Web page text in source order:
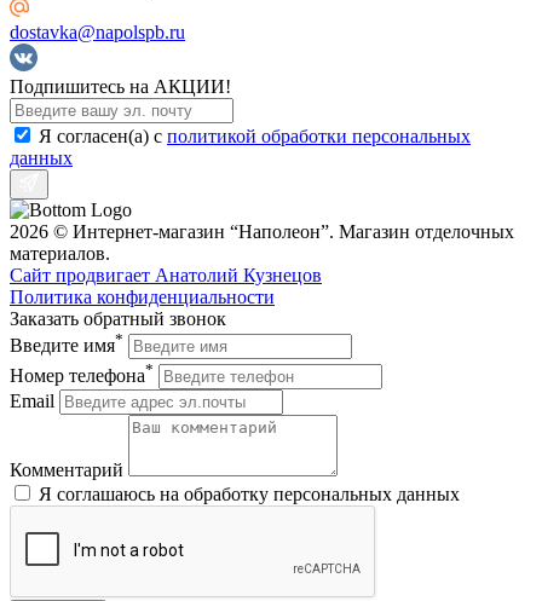
dostavka@napolspb.ru
Подпишитесь на АКЦИИ!
Я согласен(a) с политикой обработки персональных
данных
2026 © Интернет-магазин “Наполеон”. Магазин отделочных
материалов.
Сайт продвигает Анатолий Кузнецов
Политика конфиденциальности
Заказать обратный звонок
Введите имя*
Номер телефона*
Email
Комментарий
Я соглашаюсь на обработку персональных данных